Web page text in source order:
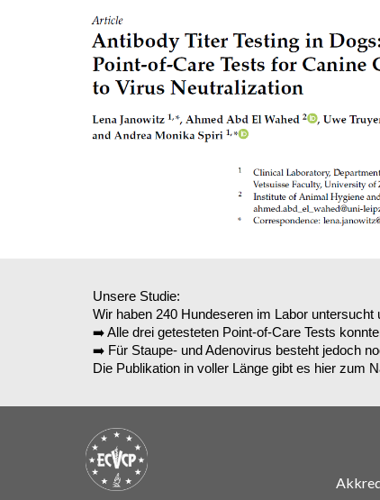
Unsere Studie:
Wir haben 240 Hundeseren im Labor
➡️ Alle drei getesteten Point-of-Care Tests
➡️ Für Staupe- und Adenovirus besteht jedoch
Die Publikation in voller Länge gibt es hier zum